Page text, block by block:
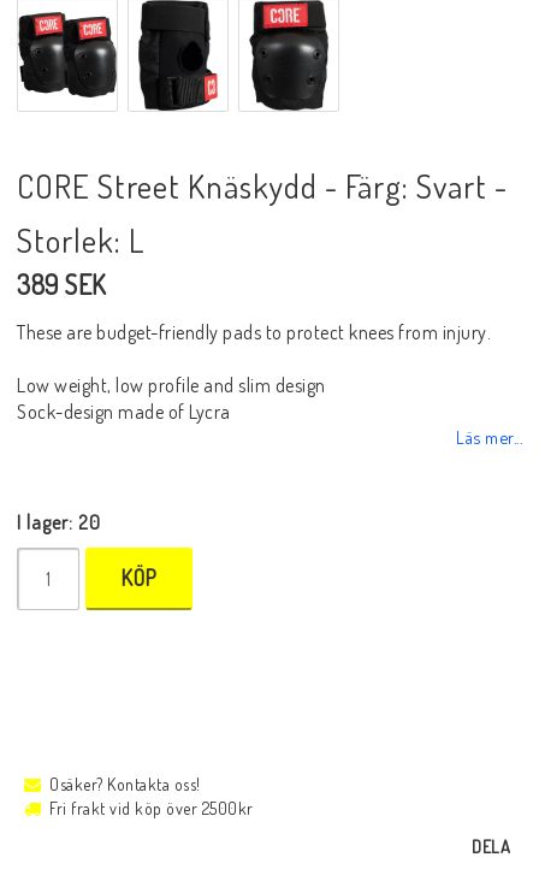
CORE Street Knäskydd - Färg: Svart -
Storlek: L
389 SEK
These are budget-friendly pads to protect knees from injury.
Low weight, low profile and slim design
Sock-design made of Lycra
Läs mer...
I lager: 20
KÖP
Osäker? Kontakta oss!
Fri frakt vid köp över 2500kr
DELA